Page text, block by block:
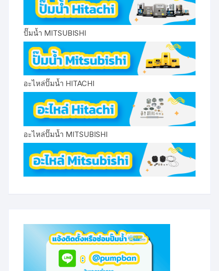
ปั๊มน้ำ MITSUBISHI
อะไหล่ปั๊มน้ำ HITACHI
อะไหล่ปั๊มน้ำ MITSUBISHI